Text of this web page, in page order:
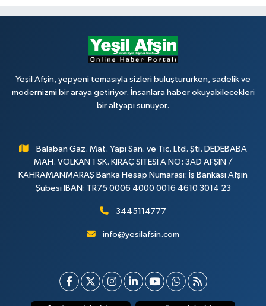
Yeşil Afşin, yepyeni temasıyla sizleri buluştururken, sadelik ve
modernizmi bir araya getiriyor. İnsanlara haber okuyabilecekleri
bir altyapı sunuyor.
Balaban Gaz. Mat. Yapı San. ve Tic. Ltd. Şti. DEDEBABA
MAH. VOLKAN 1 SK. KIRAÇ SİTESİ A NO: 3AD AFŞİN /
KAHRAMANMARAŞ Banka Hesap Numarası: İş Bankası Afşin
Şubesi IBAN: TR75 0006 4000 0016 4610 3014 23
3445114777
info@yesilafsin.com